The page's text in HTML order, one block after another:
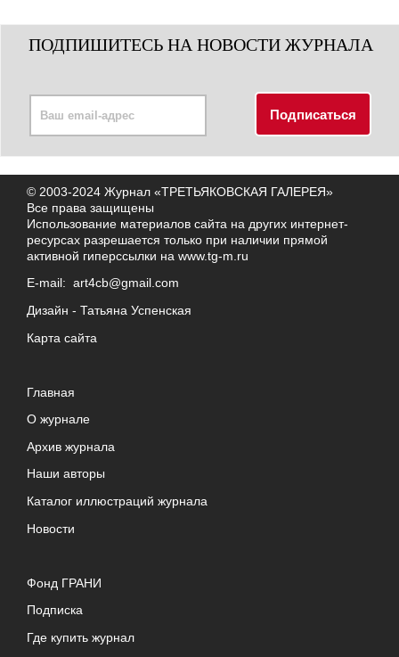
ПОДПИШИТЕСЬ НА НОВОСТИ ЖУРНАЛА
© 2003-2024 Журнал «ТРЕТЬЯКОВСКАЯ ГАЛЕРЕЯ»
Все права защищены
Использование материалов сайта на других интернет-
ресурсах разрешается только при наличии прямой
активной гиперссылки на www.tg-m.ru
E-mail: art4cb@gmail.com
Дизайн - Татьяна Успенская
Карта сайта
Главная
О журнале
Архив журнала
Наши авторы
Каталог иллюстраций журнала
Новости
Фонд ГРАНИ
Подписка
Где купить журнал